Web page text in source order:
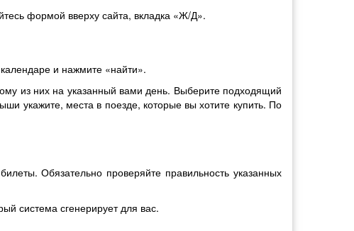
формой вверху сайта, вкладка «Ж/Д».
и нажмите «найти».
из них на указанный вами день. Выберите подходящий
укажите, места в поезде, которые вы хотите купить. По
Обязательно проверяйте правильность указанных
система сгенерирует для вас.